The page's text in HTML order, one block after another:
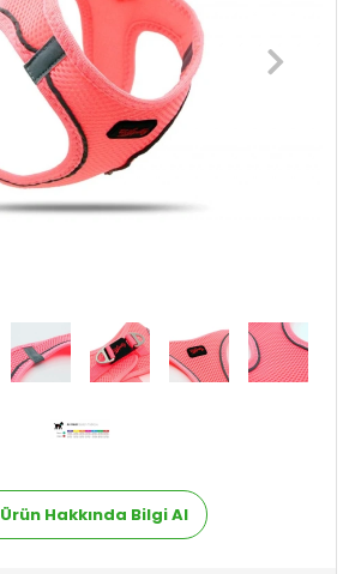
Ürün Hakkında Bilgi Al